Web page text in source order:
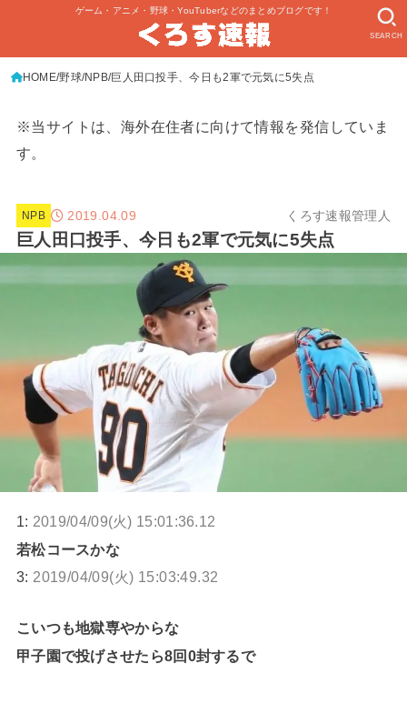
ゲーム・アニメ・野球・YouTuberなどのまとめブログです！
SEARCH
HOME 野球 NPB 巨人田口投手、今日も2軍で元気に5失点
※当サイトは、海外在住者に向けて情報を発信していま
す。
NPB 2019.04.09 くろす速報管理人
巨人田口投手、今日も2軍で元気に5失点
1: 2019/04/09(火) 15:01:36.12
若松コースかな
3: 2019/04/09(火) 15:03:49.32
こいつも地獄専やからな
甲子園で投げさせたら8回0封するで